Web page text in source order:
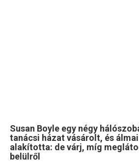
Susan Boyle egy négy
tanácsi házat vásárolt, és
alakította: de várj, míg
belülről